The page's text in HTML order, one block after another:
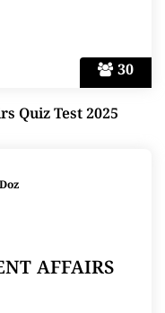
30
Quiz Test 2025
AFFAIRS